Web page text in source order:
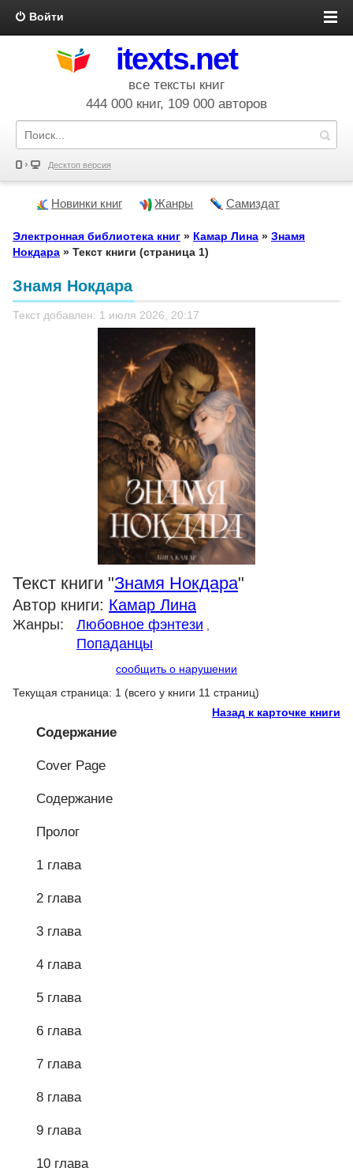
Войти
itexts.net
все тексты книг
444 000 книг, 109 000 авторов
Десктоп версия
Новинки книг Жанры Самиздат
Электронная библиотека книг » Камар Лина » Знамя
Нокдара » Текст книги (страница 1)
Знамя Нокдара
Текст добавлен: 1 июля 2026, 20:17
Текст книги "Знамя Нокдара"
Автор книги: Камар Лина
Жанры: Любовное фэнтези
Попаданцы
сообщить о нарушении
Текущая страница: 1 (всего у книги 11 страниц)
Назад к карточке книги
Содержание
Cover Page
Содержание
Пролог
1 глава
2 глава
3 глава
4 глава
5 глава
6 глава
7 глава
8 глава
9 глава
10 глава